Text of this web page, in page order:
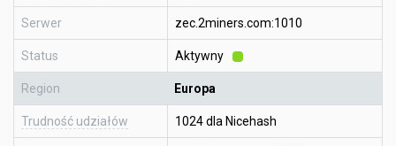
Serwer zec.2miners.com:1010
Status Aktywny
Region Europa
Trudność udziałów 1024 dla Nicehash